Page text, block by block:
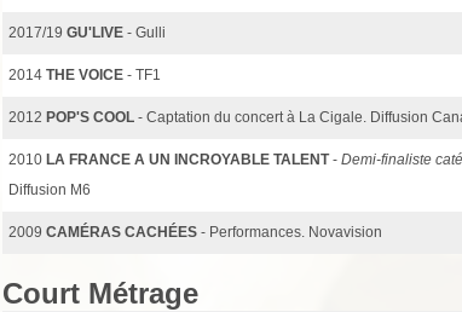
2017/19 GU'LIVE - Gulli
2014 THE VOICE - TF1
2012 POP'S COOL - Captation du concert à La Cigale. Diffusion
2010 LA FRANCE A UN INCROYABLE TALENT - Demi-finaliste
Diffusion M6
2009 CAMÉRAS CACHÉES - Performances. Novavision
Court Métrage